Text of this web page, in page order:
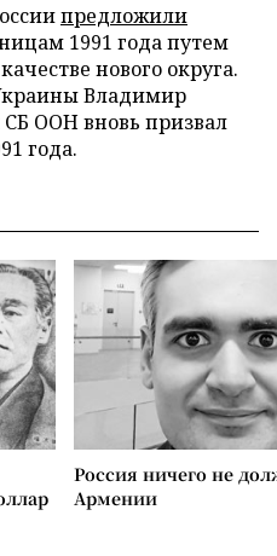
предложили
1991 года путем
нового округа.
Владимир
ООН вновь призвал
года.
Россия ничего не
Армении